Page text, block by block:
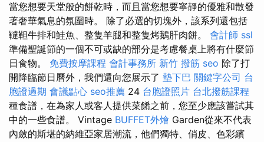
當您想要天堂般的餅乾時，而且當您想要寧靜的優雅和散發
著奢華氣息的氛圍時。 除了必選的切塊外，該系列還包括
韃靼牛排和鮭魚、整隻羊腿和整隻烤鵝肝肉餅。 會計師 ssl
準備聖誕節的一個不可或缺的部分是考慮餐桌上將有什麼節
日食物。 免費按摩課程 會計事務所 新竹 撥筋 seo 除了打
開降臨節日曆外，我們還向您展示了 墊下巴 關鍵字公司 台
胞證過期 會議點心 seo推薦 24 台胞證照片 台北撥筋課程
種食譜，在為家人或客人提供菜餚之前，您至少應該嘗試其
中的一些食譜。 Vintage BUFFET外燴 Garden從來不代表
內斂的斯堪的納維亞家居潮流，他們獨特、俏皮、色彩繽